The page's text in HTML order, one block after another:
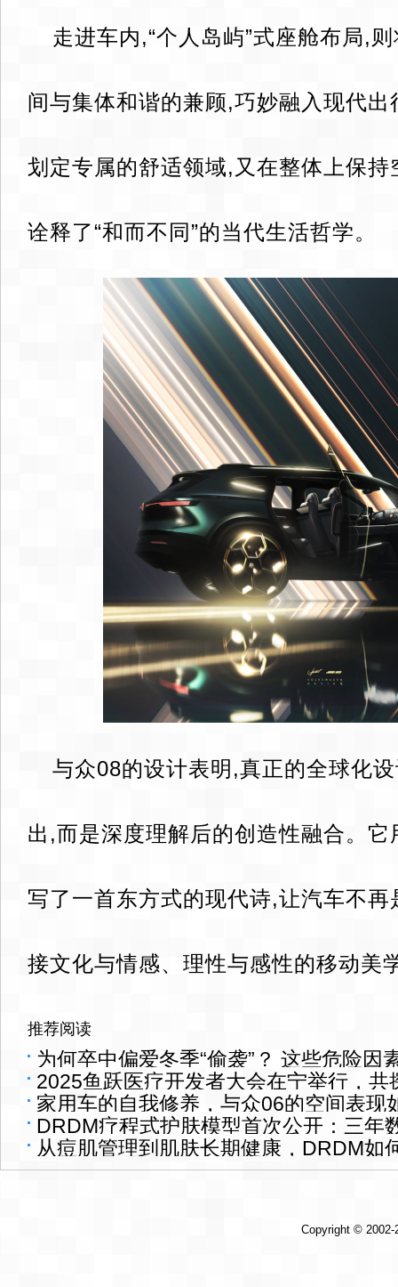
走进车内,“个人岛屿”式座舱布局,
间与集体和谐的兼顾,巧妙融入现代
划定专属的舒适领域,又在整体上保
诠释了“和而不同”的当代生活哲学。
与众08的设计表明,真正的全球化
出,而是深度理解后的创造性融合。
写了一首东方式的现代诗,让汽车不
接文化与情感、理性与感性的移动美
推荐阅读
为何卒中偏爱冬季“偷袭”？ 这些危险因
2025鱼跃医疗开发者大会在宁举行，
家用车的自我修养，与众06的空间表现
DRDM疗程式护肤模型首次公开：三年
从痘肌管理到肌肤长期健康，DRDM如
Copyright ©